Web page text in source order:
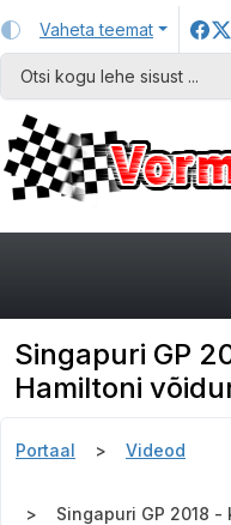
Vaheta teemat
Singapuri GP
Hamiltoni
Portaal Videod
Singapuri GP 2018